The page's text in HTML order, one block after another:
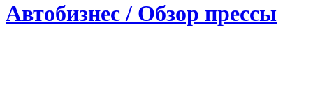
Автобизнес / Обзор прессы